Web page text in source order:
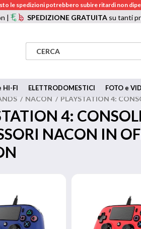
le spedizioni potrebbero subire ritardi non
| SPEDIZIONE GRATUITAsu tanti
HI-FI ELETTRODOMESTICI FOTO e
/ NACON / PLAYSTATION 4:
4:
NACON IN